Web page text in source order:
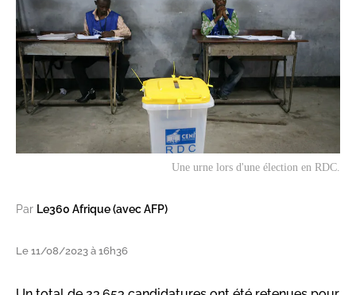
Une urne lors d'une élection en RDC.
Par Le360 Afrique (avec AFP)
Le 11/08/2023 à 16h36